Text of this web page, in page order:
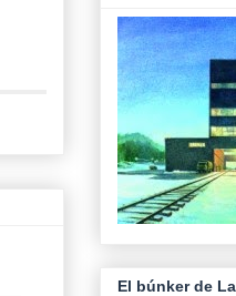
El búnker de